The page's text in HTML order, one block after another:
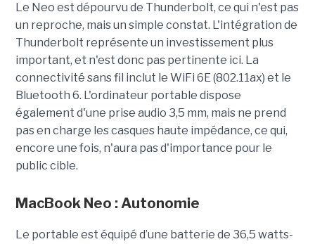
Le Neo est dépourvu de Thunderbolt, ce qui n'est pas
un reproche, mais un simple constat. L'intégration de
Thunderbolt représente un investissement plus
important, et n'est donc pas pertinente ici. La
connectivité sans fil inclut le WiFi 6E (802.11ax) et le
Bluetooth 6. L'ordinateur portable dispose
également d'une prise audio 3,5 mm, mais ne prend
pas en charge les casques haute impédance, ce qui,
encore une fois, n'aura pas d'importance pour le
public cible.
MacBook Neo : Autonomie
Le portable est équipé d’une batterie de 36,5 watts-